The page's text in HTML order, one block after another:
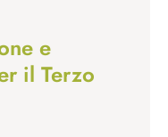
e
il Terzo